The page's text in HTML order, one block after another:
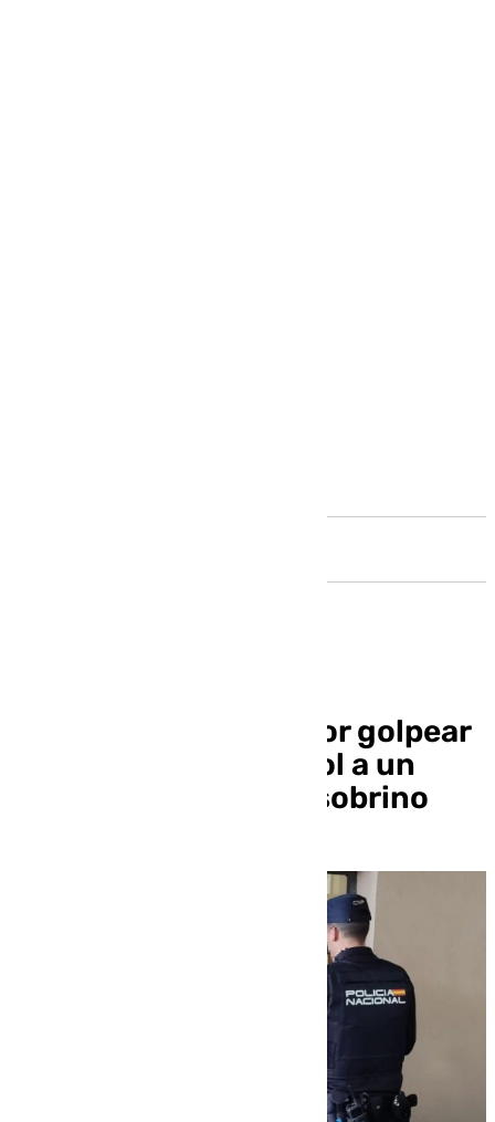
Detenido en Ronda por golpear
con un bate de béisbol a un
sujeto por reñir a su sobrino